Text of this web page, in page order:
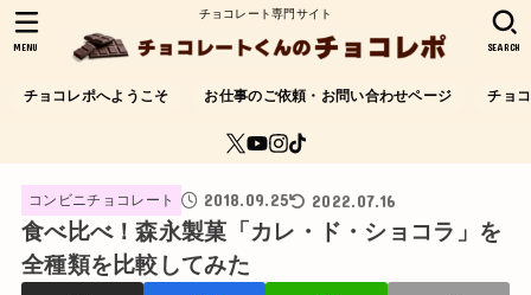
チョコレート専門サイト
チョコレポへようこそ お仕事のご依頼・お問い合わせページ チョ
SEARCH
MENU
コンビニチョコレート 2018.09.25 2022.07.16
食べ比べ！森永製菓「カレ・ド・ショコラ」を
全種類を比較してみた